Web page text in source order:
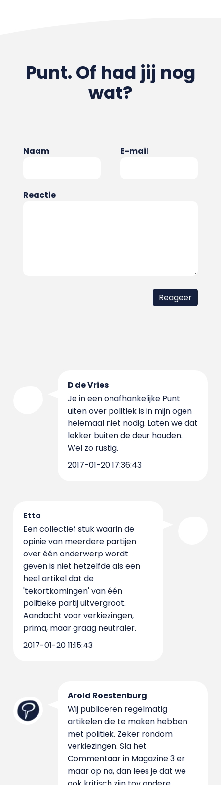
Punt. Of had jij nog
wat?
Naam E-mail
Reactie
D de Vries
Je in een onafhankelijke Punt
uiten over politiek is in mijn ogen
helemaal niet nodig. Laten we dat
lekker buiten de deur houden.
Wel zo rustig.
2017-01-20 17:36:43
Etto
Een collectief stuk waarin de
opinie van meerdere partijen
over één onderwerp wordt
geven is niet hetzelfde als een
heel artikel dat de
'tekortkomingen' van één
politieke partij uitvergroot.
Aandacht voor verkiezingen,
prima, maar graag neutraler.
2017-01-20 11:15:43
Arold Roestenburg
Wij publiceren regelmatig
artikelen die te maken hebben
met politiek. Zeker rondom
verkiezingen. Sla het
Commentaar in Magazine 3 er
maar op na, dan lees je dat we